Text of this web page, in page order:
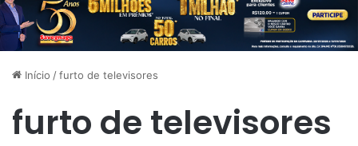
Início /furto de televisores
furto de televisores